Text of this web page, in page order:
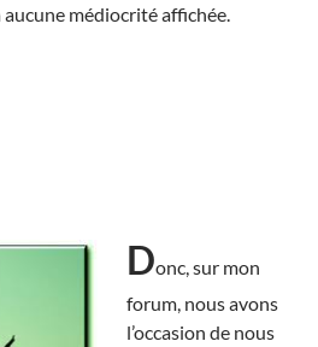
médiocrité affichée.
Donc, sur mon
forum, nous avons
l’occasion de nous